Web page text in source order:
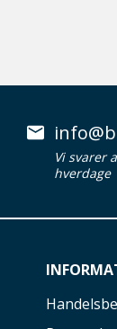
Vi svarer
hverdage